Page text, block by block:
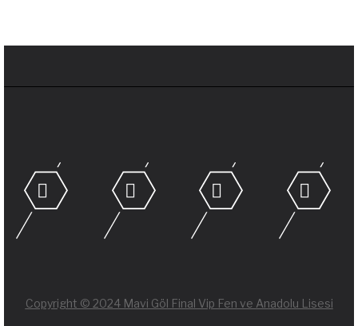
Copyright © 2024 Mavi Göl Final Vip Fen ve Anadolu Lisesi